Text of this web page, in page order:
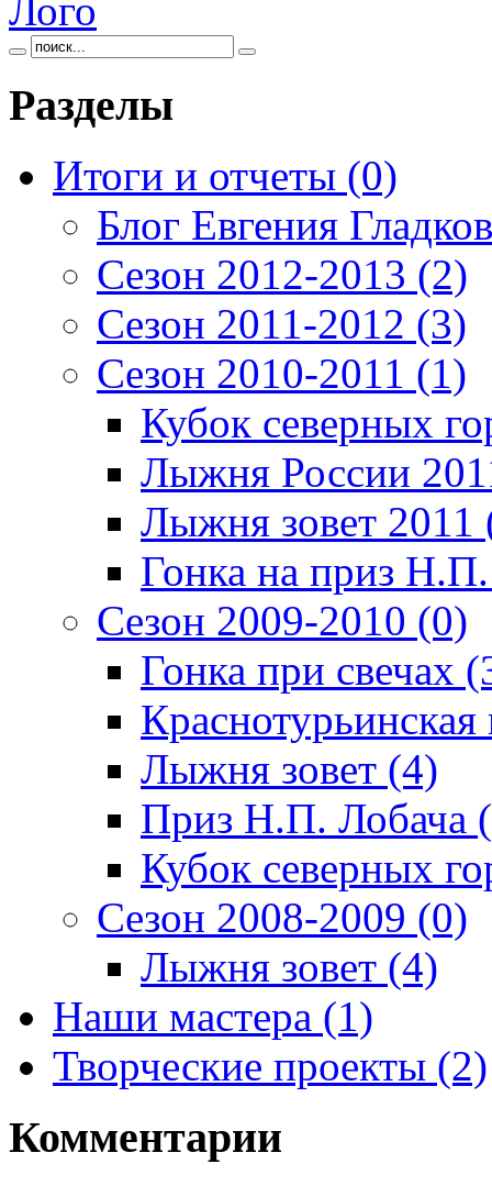
Разделы
Итоги и отчеты (0)
Блог Евгения
Сезон 2012-2013 (2)
Сезон 2011-2012 (3)
Сезон 2010-2011 (1)
Кубок северных
Лыжня России
Лыжня зовет 2011
Гонка на приз
Сезон 2009-2010 (0)
Гонка при свечах
Лыжня зовет (4)
Приз Н.П. Лобача
Кубок северных
Сезон 2008-2009 (0)
Лыжня зовет (4)
Наши мастера (1)
Творческие проекты (2)
Комментарии